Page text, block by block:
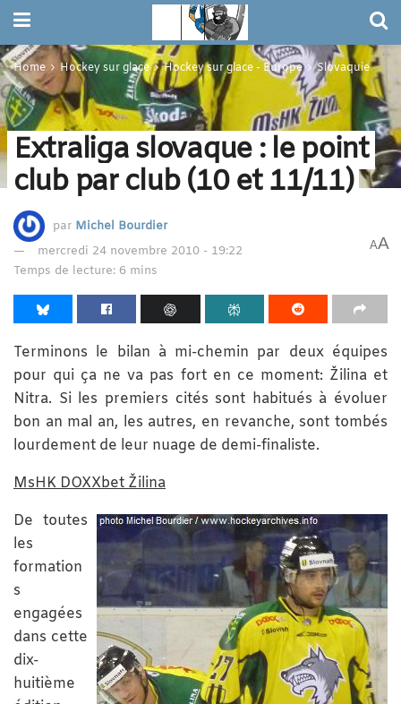
Home Hockey sur glace Hockey sur glace - Europe Slovaquie
Extraliga slovaque : le point
club par club (10 et 11/11)
par Michel Bourdier
mercredi 24 novembre 2010 - 19:22
Temps de lecture: 6 mins
AA
Terminons le bilan à mi-chemin par deux équipes
pour qui ça ne va pas fort en ce moment: Žilina et
Nitra. Si les premiers cités sont habitués à évoluer
bon an mal an, les autres, en revanche, sont tombés
lourdement de leur nuage de demi-finaliste.
MsHK DOXXbet Žilina
De toutes
les
formation
s
engagées
dans cette
dix-
huitième